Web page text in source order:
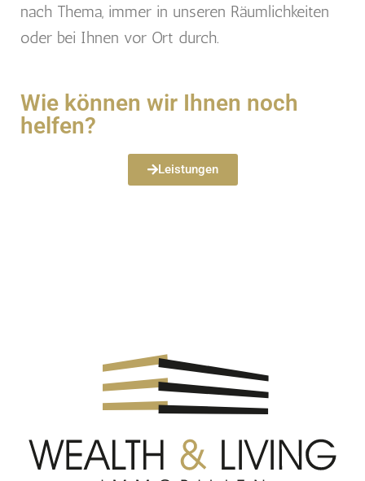
nach Thema, immer in unseren Räumlichkeiten
oder bei Ihnen vor Ort durch.
Wie können wir Ihnen noch
helfen?
Leistungen